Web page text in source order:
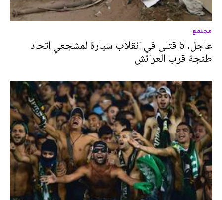
مجتمع
عاجل. 5 قتلى في انقلاب سيارة لمشجعي اتحاد
طنجة قرب العرائش